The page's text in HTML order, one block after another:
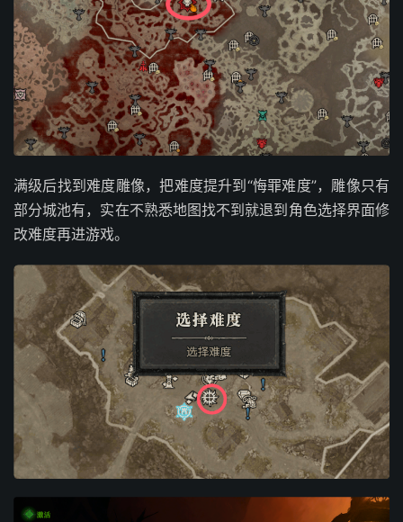
满级后找到难度雕像，把难度提升到“悔罪难度”，雕像只有
部分城池有，实在不熟悉地图找不到就退到角色选择界面修
改难度再进游戏。